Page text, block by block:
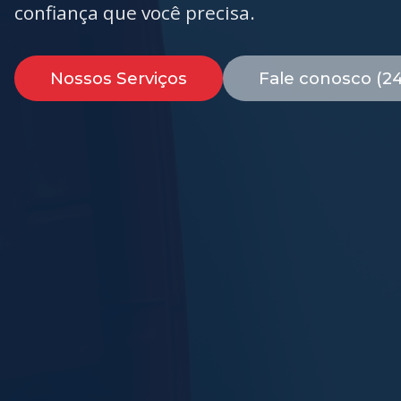
confiança que você precisa.
Nossos Serviços Fale conosco